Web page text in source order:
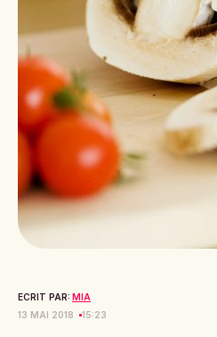
ECRIT PAR: MIA
13 MAI 2018
15:23